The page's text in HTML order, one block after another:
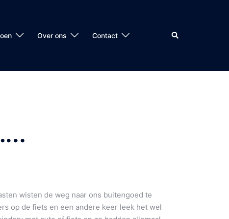
Over ons Contact Zoeken
wisten de weg naar ons buitengoed te
op de fiets en een andere keer leek het wel